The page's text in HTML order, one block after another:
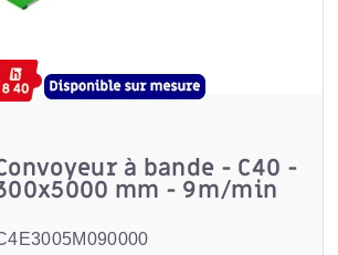
à bande - C40 -
mm - 9m/min